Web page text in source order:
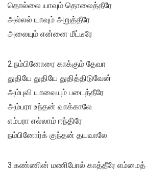
தொல்லை யாவும் தொலைத்தீரே
அல்லல் யாவும் அறுத்தீரே
அலையும் என்னை மீட்டீரே
2.நம்பினோரை காக்கும் தேவா
துதியே துதியே துதித்திடுவேன்
அம்புவி யாவையும் படைத்தீரே
அம்பரா உந்தன் வாக்காலே
எம்பரா எல்லாம் ஈந்திரே
நம்பினோர்க் குந்தன் தயவாலே
3.கண்ணின் மணிபோல் காத்தீரே எம்மைத்